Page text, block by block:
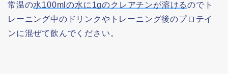
常温の水100mlの水に1gのクレアチンが溶けるのでト
レーニング中のドリンクやトレーニング後のプロテイ
ンに混ぜて飲んでください。